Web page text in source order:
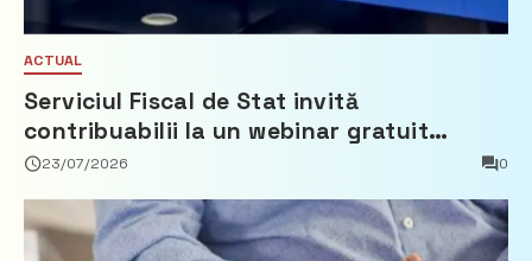
ACTUAL
Serviciul Fiscal de Stat invită
contribuabilii la un webinar gratuit
privind calculul impozitului pe bunurile
23/07/2026 0